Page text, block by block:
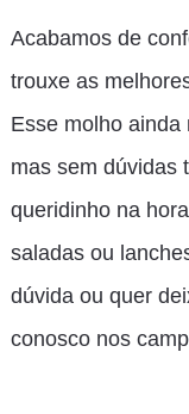
Acabamos de
trouxe as
Esse molho ainda
mas sem dúvidas
queridinho na
saladas ou
dúvida ou quer
conosco nos